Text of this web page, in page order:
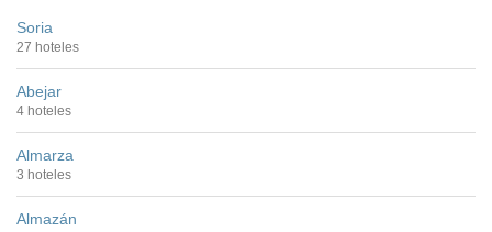
Soria
27 hoteles
Abejar
4 hoteles
Almarza
3 hoteles
Almazán